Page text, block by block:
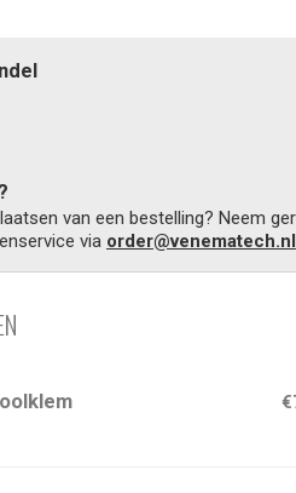
van een bestelling? Neem
via order@venematech.nl